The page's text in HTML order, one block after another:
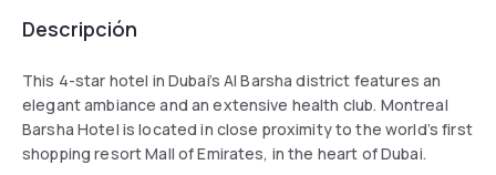
Descripción
This 4-star hotel in Dubai’s Al Barsha district features an
elegant ambiance and an extensive health club. Montreal
Barsha Hotel is located in close proximity to the world’s first
shopping resort Mall of Emirates, in the heart of Dubai.